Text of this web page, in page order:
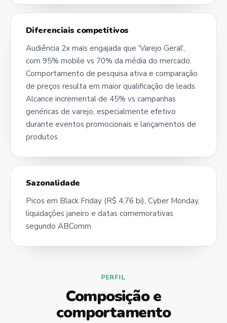
Diferenciais competitivos
Audiência 2x mais engajada que 'Varejo Geral',
com 95% mobile vs 70% da média do mercado.
Comportamento de pesquisa ativa e comparação
de preços resulta em maior qualificação de leads.
Alcance incremental de 45% vs campanhas
genéricas de varejo, especialmente efetivo
durante eventos promocionais e lançamentos de
produtos.
Sazonalidade
Picos em Black Friday (R$ 4,76 bi), Cyber Monday,
liquidações janeiro e datas comemorativas
segundo ABComm
PERFIL
Composição e
comportamento